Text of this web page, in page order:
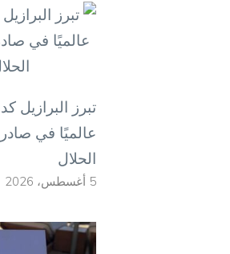
تبرز البرازيل
عالميًا في
الحلال
5 أغسطس، 2026